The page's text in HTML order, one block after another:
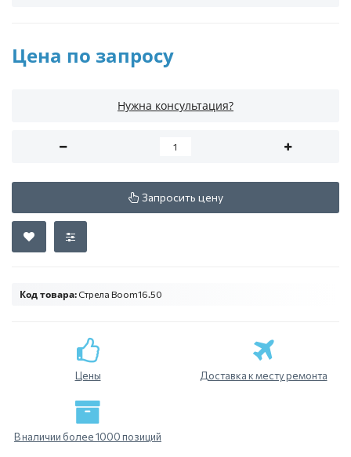
Цена по запросу
Нужна консультация?
Запросить цену
Код товара: Стрела Boom16.50
Цены Доставка к месту ремонта
В наличии более 1000 позиций